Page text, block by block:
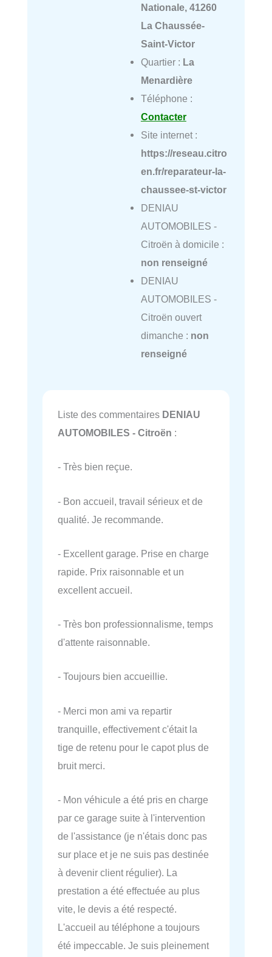
Nationale, 41260
La Chaussée-
Saint-Victor
Quartier : La
Menardière
Téléphone :
Contacter
Site internet :
https://reseau.citro
en.fr/reparateur-la-
chaussee-st-victor
DENIAU
AUTOMOBILES -
Citroën à domicile :
non renseigné
DENIAU
AUTOMOBILES -
Citroën ouvert
dimanche : non
renseigné
Liste des commentaires DENIAU
AUTOMOBILES - Citroën :
- Très bien reçue.
- Bon accueil, travail sérieux et de
qualité. Je recommande.
- Excellent garage. Prise en charge
rapide. Prix raisonnable et un
excellent accueil.
- Très bon professionnalisme, temps
d'attente raisonnable.
- Toujours bien accueillie.
- Merci mon ami va repartir
tranquille, effectivement c'était la
tige de retenu pour le capot plus de
bruit merci.
- Mon véhicule a été pris en charge
par ce garage suite à l'intervention
de l'assistance (je n'étais donc pas
sur place et je ne suis pas destinée
à devenir client régulier). La
prestation a été effectuée au plus
vite, le devis a été respecté.
L'accueil au téléphone a toujours
été impeccable. Je suis pleinement